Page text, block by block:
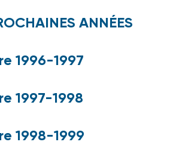
ANNÉES
1996-1997
1997-1998
1998-1999